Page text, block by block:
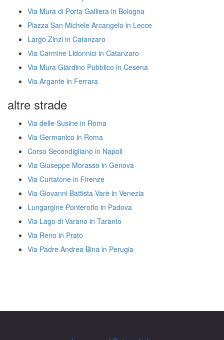
Via Mura di Porta Galliera in Bologna
Piazza San Michele Arcangelo in Lecce
Largo Zinzi in Catanzaro
Via Carmine Lidonnici in Catanzaro
Via Mura Giardino Pubblico in Cesena
Via Argante in Ferrara
altre strade
Via delle Susine in Roma
Via Germanico in Roma
Corso Secondigliano in Napoli
Via Giuseppe Morasso in Genova
Via Curtatone in Firenze
Via Giovanni Battista Varè in Venezia
Lungargine Ponterotto in Padova
Via Lago di Varano in Taranto
Via Reno in Prato
Via Padre Andrea Bina in Perugia